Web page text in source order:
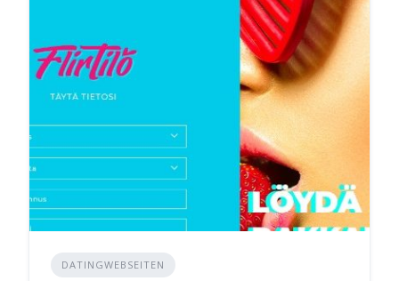
DATINGWEBSEITEN